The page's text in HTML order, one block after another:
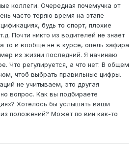
коллеги. Очередная почемучка от
часто теряю время на этапе
будь то спорт, плохие
Почти никто из водителей не знает
то и вообще не в курсе, опель зафира
из жизни последний. Я начинаю
Что регулируется, а что нет. В общем
чтоб выбрать правильные цифры.
не учитываем, это другая
вопрос. Как вы подбираете
Хотелось бы услышать ваши
положений? Может по вин как-то